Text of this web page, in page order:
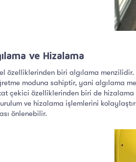
ve Hizalama​
özelliklerinden biri algılama
moduna sahiptir, yani algılama
çekici özelliklerinden biri de hizalama
ve hizalama işlemlerini
önlenebilir.